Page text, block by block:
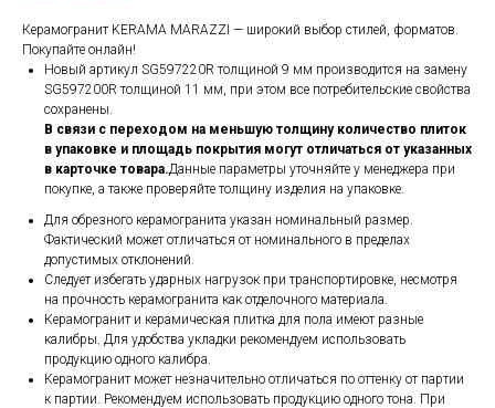
Керамогранит KERAMA MARAZZI — широкий выбор стилей, форматов.
Покупайте онлайн!
Новый артикул SG597220R толщиной 9 мм производится на замену
SG597200R толщиной 11 мм, при этом все потребительские свойства
сохранены.
В связи с переходом на меньшую толщину количество плиток
в упаковке и площадь покрытия могут отличаться от указанных
в карточке товара.Данные параметры уточняйте у менеджера при
покупке, а также проверяйте толщину изделия на упаковке.
Для обрезного керамогранита указан номинальный размер.
Фактический может отличаться от номинального в пределах
допустимых отклонений.
Следует избегать ударных нагрузок при транспортировке, несмотря
на прочность керамогранита как отделочного материала.
Керамогранит и керамическая плитка для пола имеют разные
калибры. Для удобства укладки рекомендуем использовать
продукцию одного калибра.
Керамогранит может незначительно отличаться по оттенку от партии
к партии. Рекомендуем использовать продукцию одного тона. При